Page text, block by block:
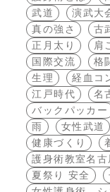
武道
演武大
真の強さ
古
正月太り
肩
国際交流
格
生理
経血コ
江戸時代
名
バックパッカー
雨
女性武道
健康づくり
護身術教室名古
夏祭り 安全